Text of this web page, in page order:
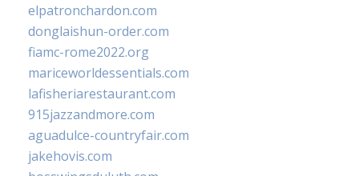
elpatronchardon.com
donglaishun-order.com
fiamc-rome2022.org
mariceworldessentials.com
lafisheriarestaurant.com
915jazzandmore.com
aguadulce-countryfair.com
jakehovis.com